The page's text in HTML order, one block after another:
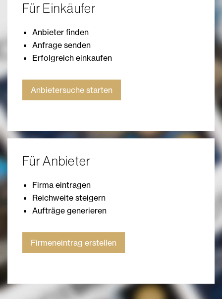
Für Einkäufer
Anbieter finden
Anfrage senden
Erfolgreich einkaufen
Anbietersuche starten
Für Anbieter
Firma eintragen
Reichweite steigern
Aufträge generieren
Firmeneintrag erstellen